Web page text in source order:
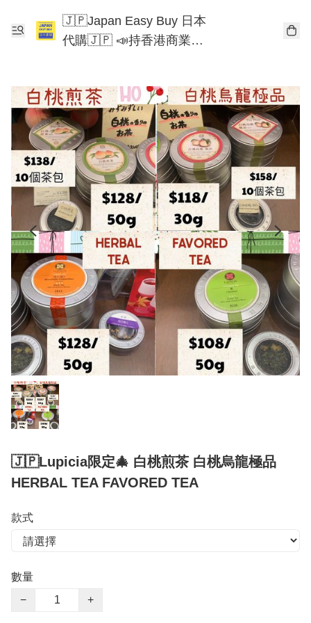
🇯🇵Japan Easy Buy 日本
代購🇯🇵 📣持香港商業登
🇯🇵Lupicia限定🎄 白桃煎茶 白桃烏龍極品
HERBAL TEA FAVORED TEA
款式
數量
−
+